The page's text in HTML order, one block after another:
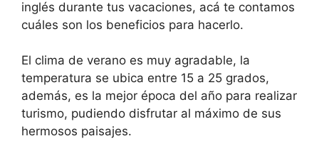
inglés durante tus vacaciones, acá te contamos
cuáles son los beneficios para hacerlo.
El clima de verano es muy agradable, la
temperatura se ubica entre 15 a 25 grados,
además, es la mejor época del año para realizar
turismo, pudiendo disfrutar al máximo de sus
hermosos paisajes.